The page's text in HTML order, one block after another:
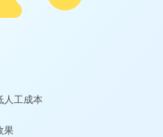
人工成本
果